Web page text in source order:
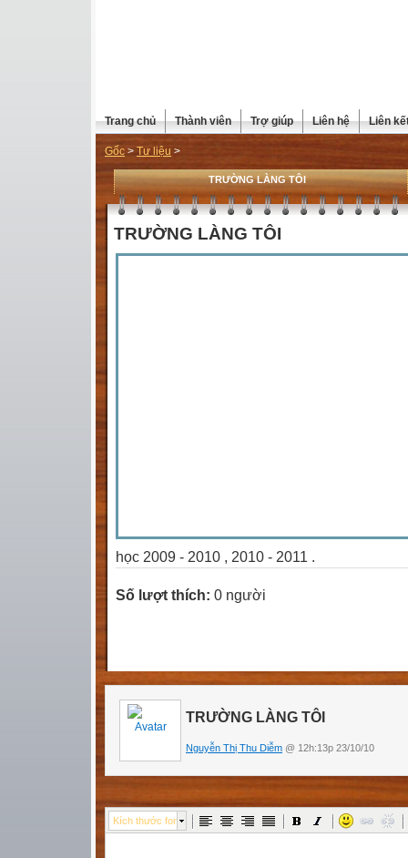
Trang chủ Thành viên Trợ giúp Liên hệ Liên
Gốc > Tư liệu >
TRƯỜNG LÀNG TÔI
TRƯỜNG LÀNG TÔI
học 2009 - 2010 , 2010 - 2011 .
Số lượt thích: 0 người
TRƯỜNG LÀNG TÔI
Nguyễn Thị Thu Diễm @ 12h:13p 23/10/10
Kích thước font